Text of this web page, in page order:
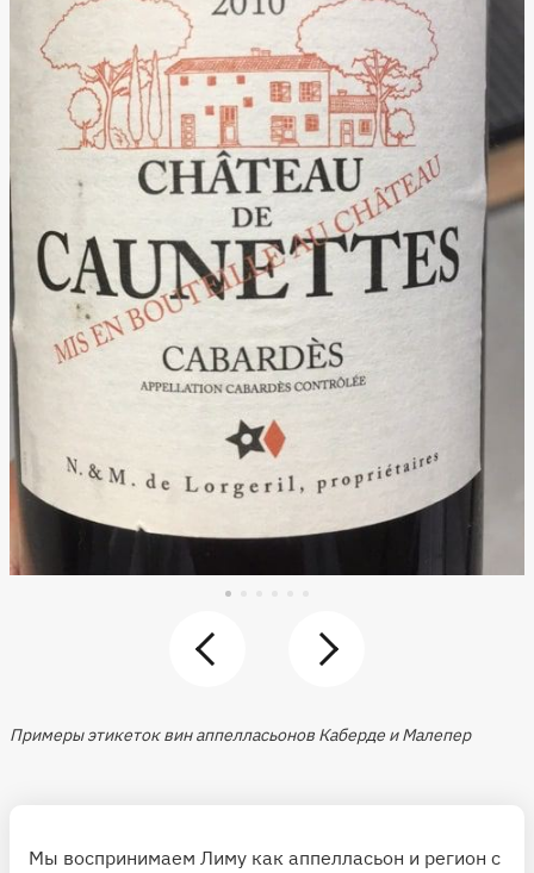
Примеры этикеток вин аппелласьонов Каберде и Малепер
Мы воспринимаем Лиму как аппелласьон и регион с